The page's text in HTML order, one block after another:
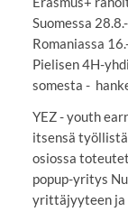
Suomessa
Romaniassa
Pielisen 4H-
somesta -
YEZ - youth
itsensä
osiossa
popup-yritys
yrittäjyyteen ja